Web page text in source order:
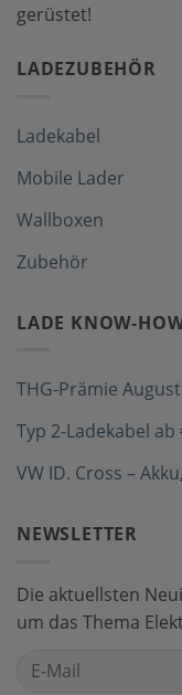
gerüstet!
LADEZUBEHÖR
Ladekabel
Mobile Lader
Wallboxen
Zubehör
LADE KNOW-
THG-Prämie
Typ 2-Ladekabel
VW ID. Cross –
NEWSLETTER
Die aktuellsten
um das Thema